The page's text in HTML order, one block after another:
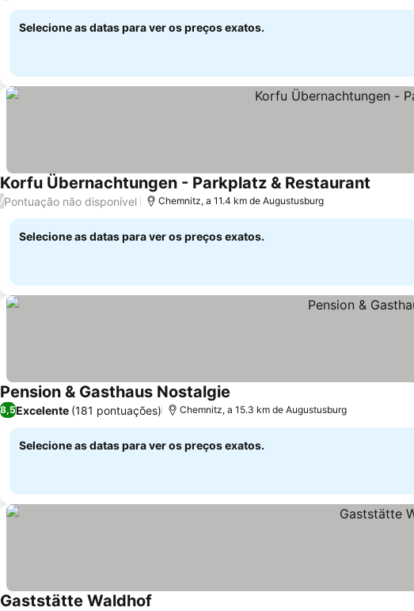
Selecione as datas para ver os preços exatos.
Korfu Übernachtungen - Parkplatz & Restaurant
/Pontuação não disponível Chemnitz, a 11.4 km de Augustusburg
Selecione as datas para ver os preços exatos.
Pension & Gasthaus Nostalgie
8,5Excelente (181 pontuações) Chemnitz, a 15.3 km de Augustusburg
Selecione as datas para ver os preços exatos.
Gaststätte Waldhof